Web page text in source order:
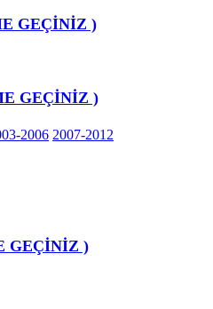
GEÇİNİZ )
GEÇİNİZ )
2006 2007-2012
GEÇİNİZ )